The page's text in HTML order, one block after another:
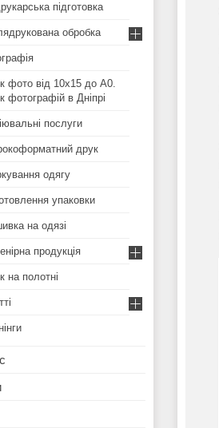
підготовка
обробка
фото від 10х15 до А0.
фотографій в Дніпрі
послуги
друк
одягу
упаковки
на одязі
продукція
на полотні